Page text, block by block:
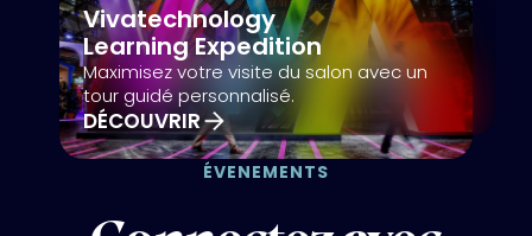
Vivatechnology
Learning Expedition
Maximisez votre visite du salon avec un
tour guidé personnalisé.
DÉCOUVRIR
ÉVENEMENTS